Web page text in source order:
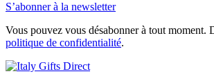
S’abonner à la newsletter
Vous pouvez vous désabonner à tout moment.
politique de confidentialité.